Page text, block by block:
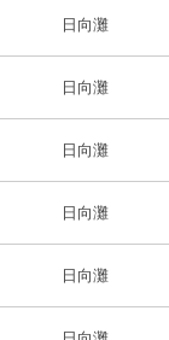
日向灘
日向灘
日向灘
日向灘
日向灘